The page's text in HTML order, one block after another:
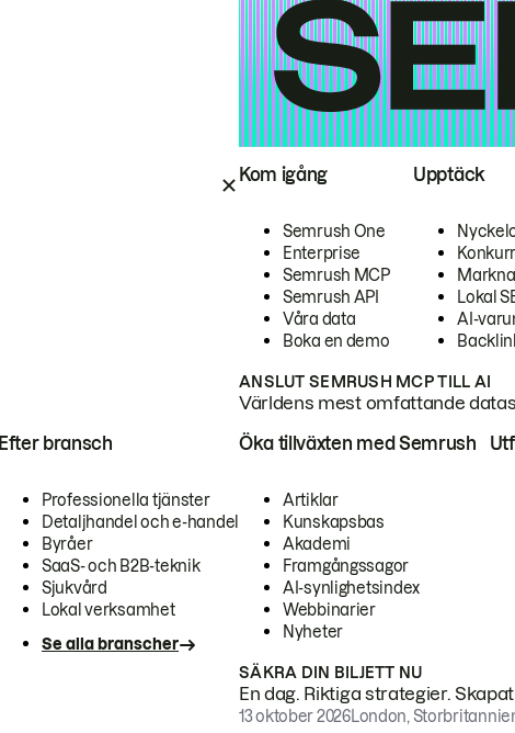
Kom igång
Semrush One
Enterprise
Semrush MCP
Semrush API
Våra data
Boka en demo
Upptäck
Lokal
AI-
ANSLUT SEMRUSH MCP TILL AI
Världens mest omfattande
Efter bransch
Professionella tjänster
Detaljhandel och e-handel
Byråer
SaaS- och B2B-teknik
Sjukvård
Lokal verksamhet
Se alla branscher
Öka tillväxten med Semrush
Artiklar
Kunskapsbas
Akademi
Framgångssagor
AI-synlighetsindex
Webbinarier
Nyheter
SÄKRA DIN BILJETT NU
En dag. Riktiga strategier.
13 oktober 2026London,